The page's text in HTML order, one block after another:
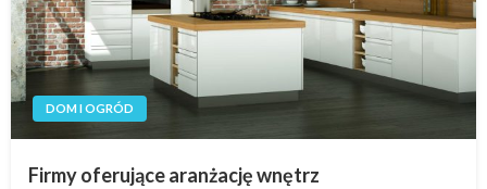
DOM I OGRÓD
Firmy oferujące aranżację wnętrz